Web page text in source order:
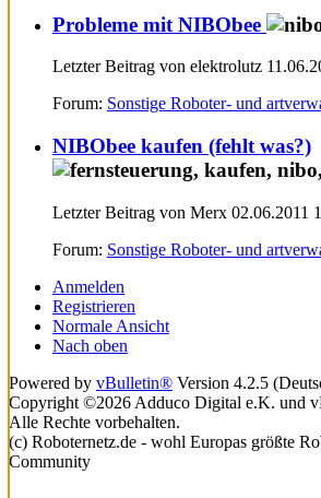
Probleme mit NIBObee
Letzter Beitrag von elektrolutz
Forum: Sonstige Roboter- und
NIBObee kaufen (fehlt was?)
Letzter Beitrag von Merx 02.06.2011
Forum: Sonstige Roboter- und
Anmelden
Registrieren
Normale Ansicht
Nach oben
Powered by vBulletin® Version 4.2.5
Copyright ©2026 Adduco Digital e.K. und
Alle Rechte vorbehalten.
(c) Roboternetz.de - wohl Europas größte
Community